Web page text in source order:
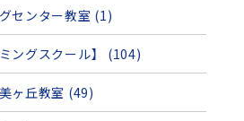
センター教室 (1)
ングスクール】 (104)
ヶ丘教室 (49)